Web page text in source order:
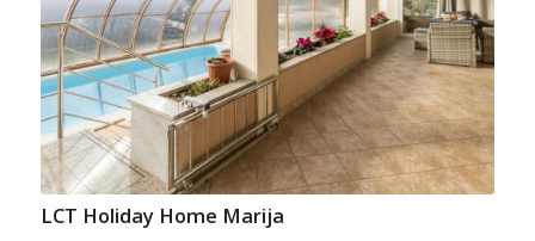
LCT Holiday Home Marija